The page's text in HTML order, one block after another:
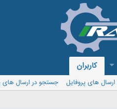
کاربران
های پروفایل
جستجو در ارسال های